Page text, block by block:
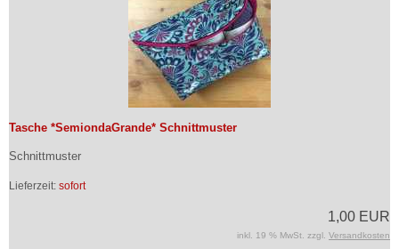
Tasche *SemiondaGrande* Schnittmuster
Schnittmuster
Lieferzeit: sofort
1,00 EUR
inkl. 19 % MwSt. zzgl. Versandkosten